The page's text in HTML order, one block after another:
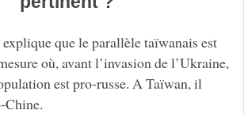
que le parallèle taïwanais est
où, avant l’invasion de l’Ukraine,
est pro-russe. A Taïwan, il
Chine.